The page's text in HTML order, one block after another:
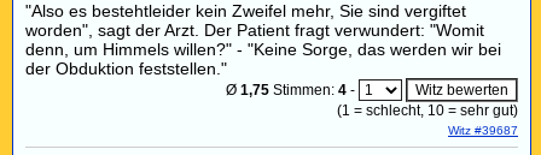
"Also es bestehtleider kein Zweifel mehr, Sie sind vergiftet
worden", sagt der Arzt. Der Patient fragt verwundert: "Womit
denn, um Himmels willen?" - "Keine Sorge, das werden wir bei
der Obduktion feststellen."
Ø 1,75 Stimmen: 4 -
(1 = schlecht, 10 = sehr gut)
Witz #39687